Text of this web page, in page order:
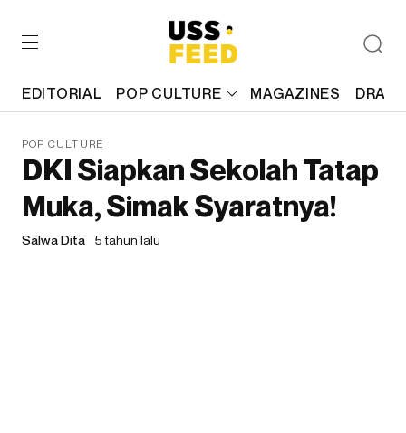
EDITORIAL POP CULTURE MAGAZINES
POP CULTURE
DKI Siapkan Sekolah Tatap
Muka, Simak Syaratnya!
Salwa Dita 5 tahun lalu